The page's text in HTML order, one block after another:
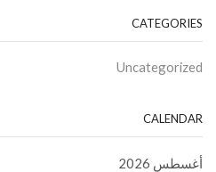
CATEGORIES
Uncategorized
CALENDAR
أغسطس 2026